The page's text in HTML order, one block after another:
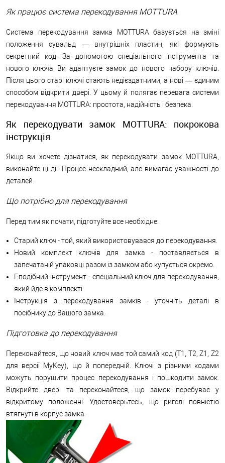
Як працює система перекодування MOTTURA
Система перекодування замка MOTTURA базується на зміні
положення сувальд — внутрішніх пластин, які формують
секретний код. За допомогою спеціального інструмента та
нового ключа Ви адаптуєте замок до нового набору ключів.
Після цього старі ключі стають недієздатними, а нові — єдиним
способом відкрити двері. У цьому й полягає перевага системи
перекодування MOTTURA: простота, надійність і безпека.
Як перекодувати замок MOTTURA: покрокова
інструкція
Якщо ви хочете дізнатися, як перекодувати замок MOTTURA,
виконайте ці дії. Процес нескладний, але вимагає уважності до
деталей.
Що потрібно для перекодування
Перед тим як почати, підготуйте все необхідне:
Старий ключ - той, який використовувався до перекодування.
Новий комплект ключів для замка - поставляється в
запечатаній упаковці разом із замком або купується окремо.
Г-подібний інструмент - спеціальний ключ для перекодування,
який йде в комплекті.
Інструкція з перекодування замків - уточніть деталі в
посібнику до Вашого замка.
Підготовка до перекодування
Переконайтеся, що новий ключ має той самий код (T1, T2, Z1, Z2
для версії MyKey), що й попередній. Ключі з різними кодами
можуть порушити процес перекодування і пошкодити замок.
Відкрийте двері та переконайтеся, що замок перебуває у
відкритому положенні. Удостоверьтесь, що ригелі повністю
втягнуті в корпус замка.